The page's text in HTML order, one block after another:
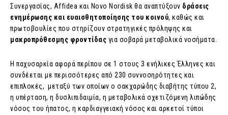
Συνεργασίας, Affidea και Novo Nordisk θα αναπτύξουν δράσεις
ενημέρωσης και ευαισθητοποίησης του κοινού, καθώς και
πρωτοβουλίες που στηρίζουν στρατηγικές πρόληψης και
μακροπρόθεσμης φροντίδας για σοβαρά μεταβολικά νοσήματα.
Η παχυσαρκία αφορά περίπου σε 1 στους 3 ενήλικες Έλληνες και
συνδέεται με περισσότερες από 230 συννοσηρότητες και
επιπλοκές, μεταξύ των οποίων ο σακχαρώδης διαβήτης τύπου 2,
η υπέρταση, η δυσλιπιδαιμία, η μεταβολικά σχετιζόμενη λιπώδης
νόσος του ήπατος, η καρδιαγγειακή νόσος και αρκετοί τύποι